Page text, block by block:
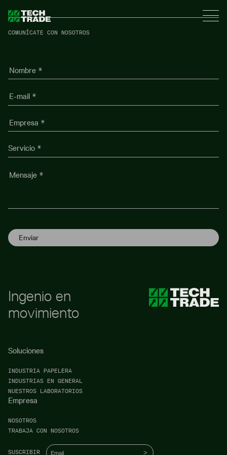
Tech Trade
COMUNÍCATE CON NOSOTROS
Nombre
*
E-
mail
Empresa
*
Servicio
Mensaje
Ingenio en
movimiento
Tech Trade
Soluciones
INDUSTRIA PAPELERA
INDUSTRIAS EN GENERAL
NUESTROS LABORATORIOS
Empresa
NOSOTROS
TRABAJA CON NOSOTROS
SUSCRIBIR
Email*